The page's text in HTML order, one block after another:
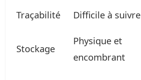
Traçabilité Difficile à suivre
Stockage
Physique et
encombrant